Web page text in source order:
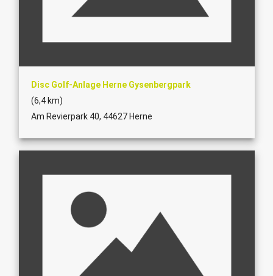
Disc Golf-Anlage Herne Gysenbergpark
(6,4 km)
Am Revierpark 40, 44627 Herne